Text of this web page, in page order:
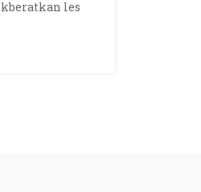
les